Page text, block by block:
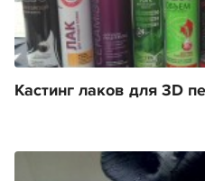
Кастинг лаков для 3D